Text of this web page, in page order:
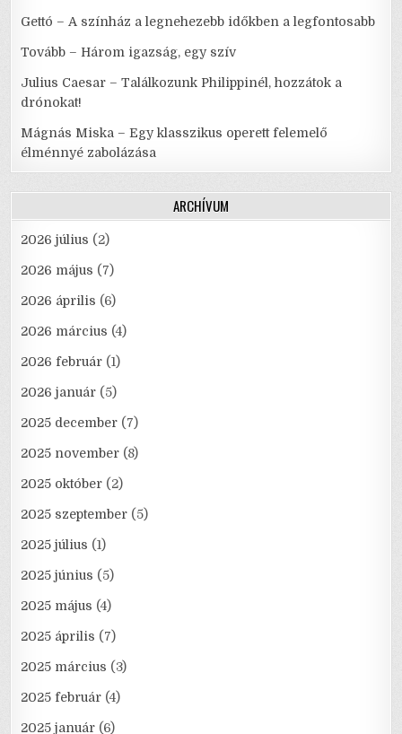
Gettó – A színház a legnehezebb időkben a legfontosabb
Tovább – Három igazság, egy szív
Julius Caesar – Találkozunk Philippinél, hozzátok a
drónokat!
Mágnás Miska – Egy klasszikus operett felemelő
élménnyé zabolázása
ARCHÍVUM
2026 július (2)
2026 május (7)
2026 április (6)
2026 március (4)
2026 február (1)
2026 január (5)
2025 december (7)
2025 november (8)
2025 október (2)
2025 szeptember (5)
2025 július (1)
2025 június (5)
2025 május (4)
2025 április (7)
2025 március (3)
2025 február (4)
2025 január (6)